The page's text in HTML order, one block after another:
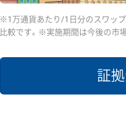
※1万通貨あたり/1日分のスワッ
比較です。※実施期間は今後の市
証